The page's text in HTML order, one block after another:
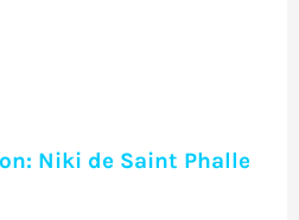
Niki de Saint Phalle